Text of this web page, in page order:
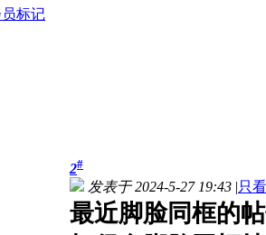
2#
发表于 2024-5-27 19:43 |只
最近脚脸同框的